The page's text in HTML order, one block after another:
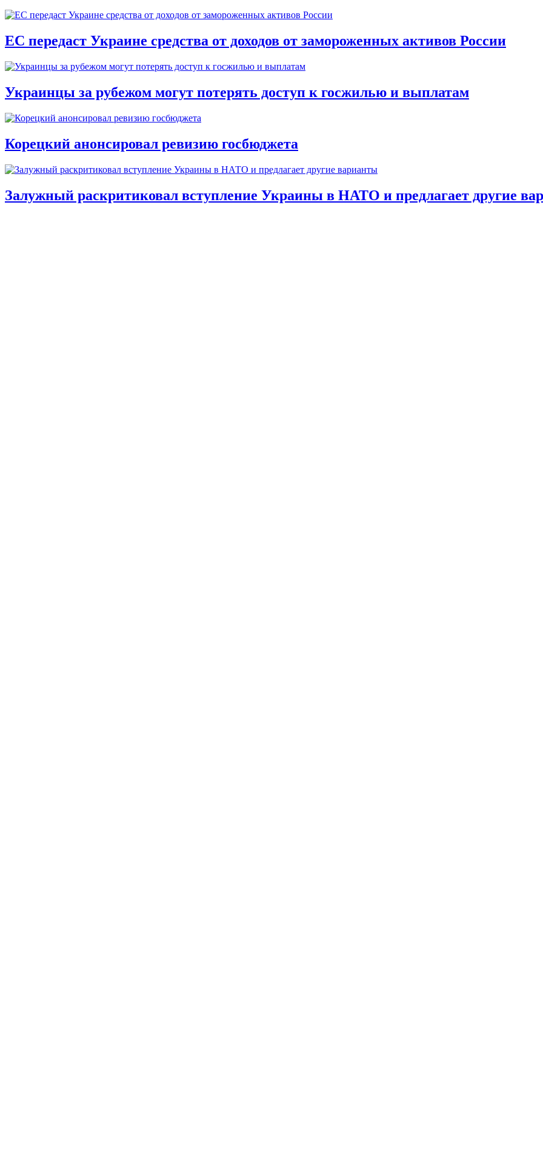
ЕС передаст Украине средства от доходов от замороженных активов России
Украинцы за рубежом могут потерять доступ к госжилью и выплатам
Корецкий анонсировал ревизию госбюджета
Залужный раскритиковал вступление Украины в НАТО и предлагает другие